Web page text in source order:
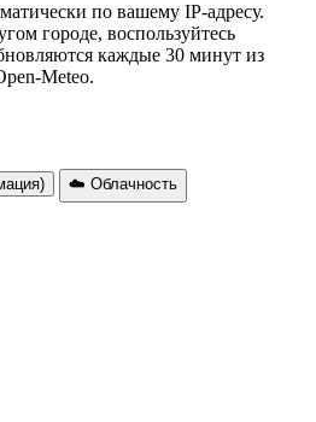
по вашему IP-адресу.
городе, воспользуйтесь
каждые 30 минут из
Meteo.
☁️ Облачность